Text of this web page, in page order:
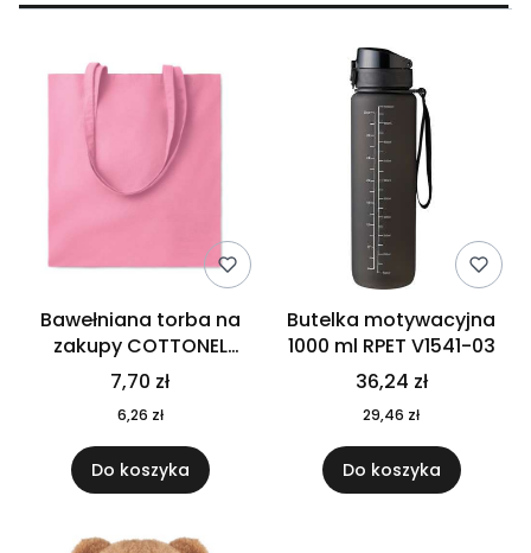
Bawełniana torba na
zakupy COTTONEL
COLOUR++ MO9846-11
7,70 zł
6,26 zł
Do koszyka
Butelka motywacyjna
1000 ml RPET V1541-03
36,24 zł
29,46 zł
Do koszyka